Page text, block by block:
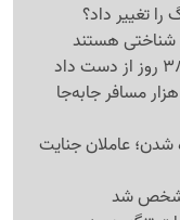
تغییر داد؟
شناختی هستند
رشد 15 درصدی سفر به کیش؛ بیش از 11 هزار مسافر جابه‌جا
عاملان جنایت
مشخص شد